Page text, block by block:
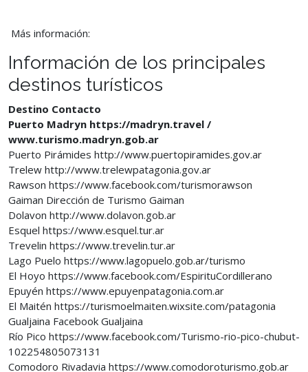
Más información:
Información de los principales
destinos turísticos
Destino Contacto
Puerto Madryn https://madryn.travel /
www.turismo.madryn.gob.ar
Puerto Pirámides http://www.puertopiramides.gov.ar
Trelew http://www.trelewpatagonia.gov.ar
Rawson https://www.facebook.com/turismorawson
Gaiman Dirección de Turismo Gaiman
Dolavon http://www.dolavon.gob.ar
Esquel https://www.esquel.tur.ar
Trevelin https://www.trevelin.tur.ar
Lago Puelo https://www.lagopuelo.gob.ar/turismo
El Hoyo https://www.facebook.com/EspirituCordillerano
Epuyén https://www.epuyenpatagonia.com.ar
El Maitén https://turismoelmaiten.wixsite.com/patagonia
Gualjaina Facebook Gualjaina
Río Pico https://www.facebook.com/Turismo-rio-pico-chubut-
102254805073131
Comodoro Rivadavia https://www.comodoroturismo.gob.ar